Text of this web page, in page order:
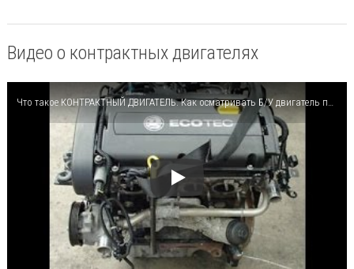
Видео о контрактных двигателях
Что такое КОНТРАКТНЫЙ ДВИГАТЕЛЬ. Как осматривать Б/У двигатель при покупке. Секреты перекупа.